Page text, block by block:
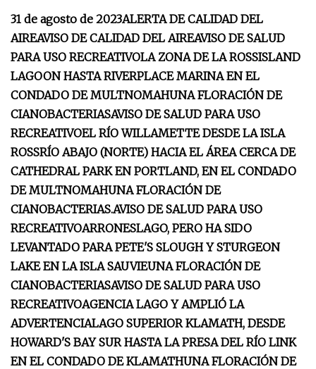
31 de agosto de 2023ALERTA DE CALIDAD DEL
AIREAVISO DE CALIDAD DEL AIREAVISO DE SALUD
PARA USO RECREATIVOLA ZONA DE LA ROSSISLAND
LAGOON HASTA RIVERPLACE MARINA EN EL
CONDADO DE MULTNOMAHUNA FLORACIÓN DE
CIANOBACTERIASAVISO DE SALUD PARA USO
RECREATIVOEL RÍO WILLAMETTE DESDE LA ISLA
ROSSRÍO ABAJO (NORTE) HACIA EL ÁREA CERCA DE
CATHEDRAL PARK EN PORTLAND, EN EL CONDADO
DE MULTNOMAHUNA FLORACIÓN DE
CIANOBACTERIAS.AVISO DE SALUD PARA USO
RECREATIVOARRONESLAGO, PERO HA SIDO
LEVANTADO PARA PETE'S SLOUGH Y STURGEON
LAKE EN LA ISLA SAUVIEUNA FLORACIÓN DE
CIANOBACTERIASAVISO DE SALUD PARA USO
RECREATIVOAGENCIA LAGO Y AMPLIÓ LA
ADVERTENCIALAGO SUPERIOR KLAMATH, DESDE
HOWARD'S BAY SUR HASTA LA PRESA DEL RÍO LINK
EN EL CONDADO DE KLAMATHUNA FLORACIÓN DE